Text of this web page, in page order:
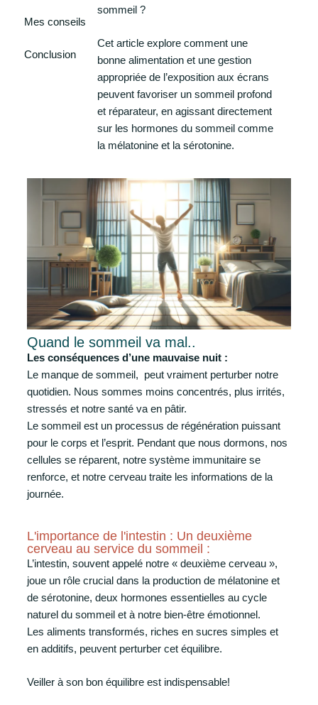
Mes conseils
Conclusion
sommeil ?
Cet article explore comment une
bonne alimentation et une gestion
appropriée de l’exposition aux écrans
peuvent favoriser un sommeil profond
et réparateur, en agissant directement
sur les hormones du sommeil comme
la mélatonine et la sérotonine.
Quand le sommeil va mal..
Les conséquences d’une mauvaise nuit :
Le manque de sommeil, peut vraiment perturber notre
quotidien. Nous sommes moins concentrés, plus irrités,
stressés et notre santé va en pâtir.
Le sommeil est un processus de régénération puissant
pour le corps et l’esprit. Pendant que nous dormons, nos
cellules se réparent, notre système immunitaire se
renforce, et notre cerveau traite les informations de la
journée.
L'importance de l'intestin : Un deuxième
cerveau au service du sommeil :
L’intestin, souvent appelé notre « deuxième cerveau »,
joue un rôle crucial dans la production de mélatonine et
de sérotonine, deux hormones essentielles au cycle
naturel du sommeil et à notre bien-être émotionnel.
Les aliments transformés, riches en sucres simples et
en additifs, peuvent perturber cet équilibre.
Veiller à son bon équilibre est indispensable!